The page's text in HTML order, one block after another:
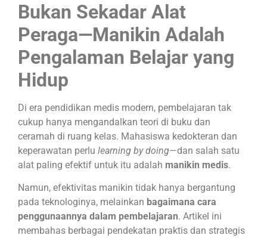
Bukan Sekadar Alat
Peraga—Manikin Adalah
Pengalaman Belajar yang
Hidup
Di era pendidikan medis modern, pembelajaran tak
cukup hanya mengandalkan teori di buku dan
ceramah di ruang kelas. Mahasiswa kedokteran dan
keperawatan perlu learning by doing—dan salah satu
alat paling efektif untuk itu adalah manikin medis.
Namun, efektivitas manikin tidak hanya bergantung
pada teknologinya, melainkan bagaimana cara
penggunaannya dalam pembelajaran. Artikel ini
membahas berbagai pendekatan praktis dan strategis